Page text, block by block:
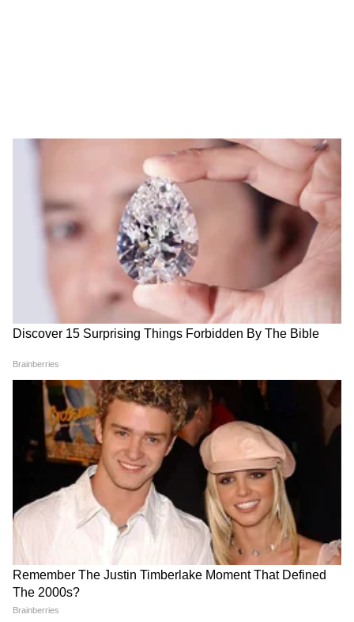
Related Articles
EV Scooter: एका चार्जमध्ये 123 किमी पळणारी स्कूटर
झाली स्वस्त, मिळवा बंपर सूट!
EV Scooter Market: KKR फॅन्ससाठी हिरोची 142km
रेंजची नवी इलेक्ट्रिक स्कूटर